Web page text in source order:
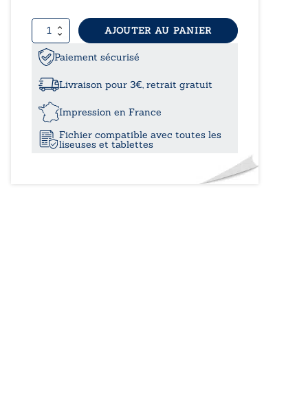
9,49€
quantité
de
Citoyenne
part
Récit
d’un
coup
AJOUTER AU PANIER
Paiement sécurisé
Livraison pour 3€, retrait gratuit
Impression en France
Fichier compatible avec toutes les
liseuses et tablettes